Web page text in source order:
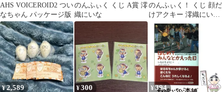
AHS VOICEROID2 つい
なちゃん パッケージ版
のんふぃく くじ A賞 澪
織にいな
のんふぃく！ くじ 顔だ
けアクキー 澪織にいな
¥2,589 ¥300 ¥394